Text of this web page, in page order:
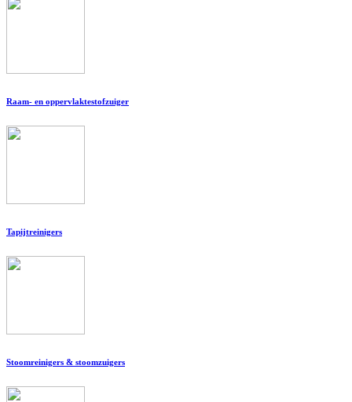
Raam- en oppervlaktestofzuiger
Tapijtreinigers
Stoomreinigers & stoomzuigers